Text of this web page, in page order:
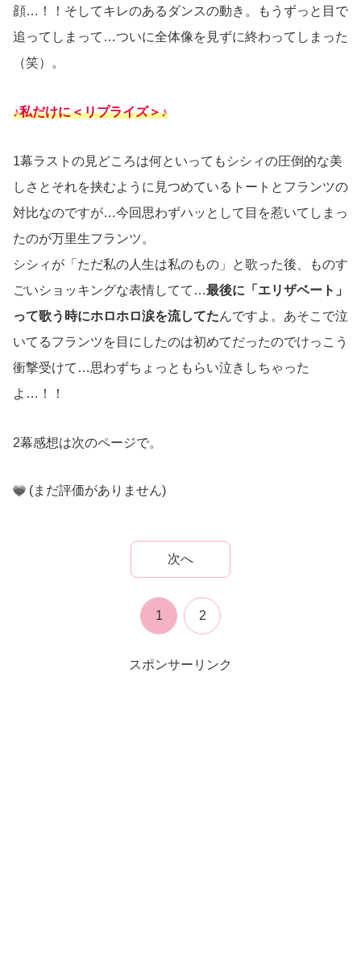
顔…！！そしてキレのあるダンスの動き。もうずっと目で
追ってしまって…ついに全体像を見ずに終わってしまった
（笑）。
♪私だけに＜リプライズ＞♪
1幕ラストの見どころは何といってもシシィの圧倒的な美
しさとそれを挟むように見つめているトートとフランツの
対比なのですが…今回思わずハッとして目を惹いてしまっ
たのが万里生フランツ。
シシィが「ただ私の人生は私のもの」と歌った後、ものす
ごいショッキングな表情してて…最後に「エリザベート」
って歌う時にホロホロ涙を流してたんですよ。あそこで泣
いてるフランツを目にしたのは初めてだったのでけっこう
衝撃受けて…思わずちょっともらい泣きしちゃった
よ…！！
2幕感想は次のページで。
(まだ評価がありません)
次へ
1 2
スポンサーリンク